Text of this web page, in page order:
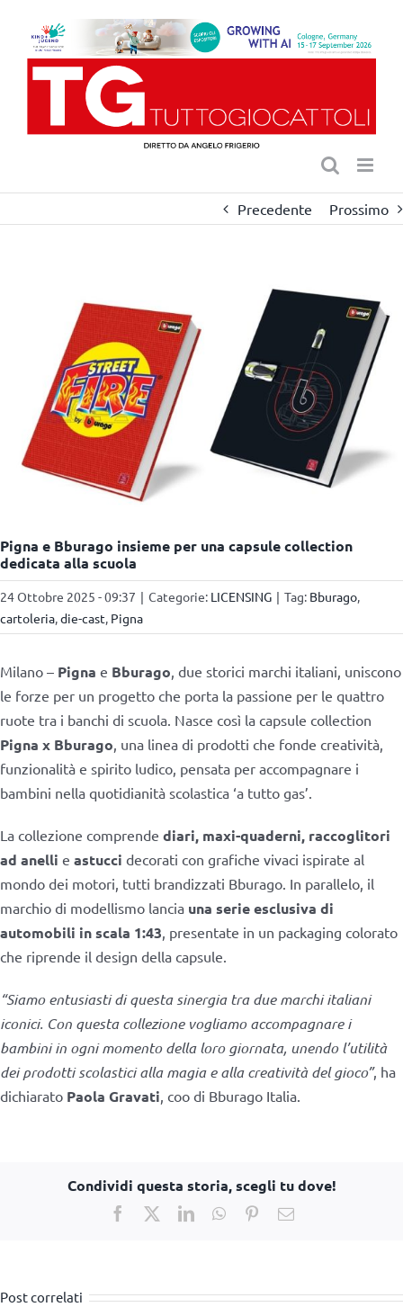
contenuto
Precedente Prossimo
Pigna e Bburago insieme per una capsule collection
dedicata alla scuola
24 Ottobre 2025 - 09:37 | Categorie: LICENSING | Tag: Bburago,
cartoleria,die-cast, Pigna
Milano – Pigna e Bburago, due storici marchi italiani, uniscono
le forze per un progetto che porta la passione per le quattro
ruote tra i banchi di scuola. Nasce così la capsule collection
Pigna x Bburago, una linea di prodotti che fonde creatività,
funzionalità e spirito ludico, pensata per accompagnare i
bambini nella quotidianità scolastica ‘a tutto gas’.
La collezione comprende diari, maxi-quaderni, raccoglitori
ad anelli e astucci decorati con grafiche vivaci ispirate al
mondo dei motori, tutti brandizzati Bburago. In parallelo, il
marchio di modellismo lancia una serie esclusiva di
automobili in scala 1:43, presentate in un packaging colorato
che riprende il design della capsule.
“Siamo entusiasti di questa sinergia tra due marchi italiani
iconici. Con questa collezione vogliamo accompagnare i
bambini in ogni momento della loro giornata, unendo l’utilità
dei prodotti scolastici alla magia e alla creatività del gioco”, ha
dichiarato Paola Gravati, coo di Bburago Italia.
Condividi questa storia, scegli tu dove!
Facebook
X LinkedInWhatsApp
PinterestEmail
Post correlati